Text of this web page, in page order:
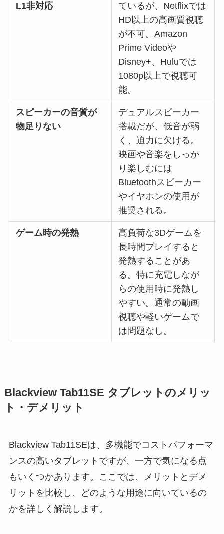
L1非対応
ているが、Netflixでは
HD以上の高画質視聴
が不可。Amazon
Prime Videoや
Disney+、Huluでは
1080p以上で視聴可
能。
スピーカーの音質が
物足りない
デュアルスピーカー
搭載だが、低音が弱
く、迫力に欠ける。
映画や音楽をしっか
り楽しむには
Bluetoothスピーカー
やイヤホンの使用が
推奨される。
ゲーム時の発熱
高負荷な3Dゲームを
長時間プレイすると
発熱することがあ
る。特に充電しなが
らの使用時に発熱し
やすい。通常の動画
視聴や軽いゲームで
は問題なし。
Blackview Tab11SE タブレットのメリッ
ト・デメリット
Blackview Tab11SEは、多機能でコストパフォーマ
ンスの高いタブレットですが、一方で気になる点
もいくつかあります。ここでは、メリットとデメ
リットを比較し、どのような用途に向いているの
かを詳しく解説します。